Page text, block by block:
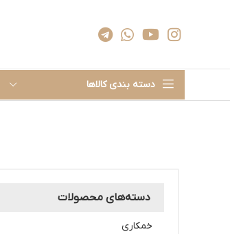
دسته بندی کالاها
دسته‌های محصولات
خمکاری